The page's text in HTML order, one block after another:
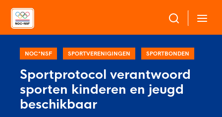
Over NOC*NSF
Sportagenda 2032
Leden
Sportdeelname
NOC*NSF SPORTVERENIGINGEN SPORTBONDEN
Sportprotocol verantwoord
sporten kinderen en jeugd
beschikbaar